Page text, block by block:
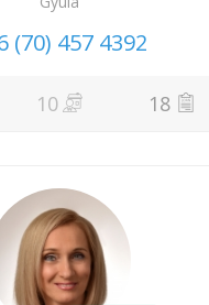
(70) 457 4392
10 18